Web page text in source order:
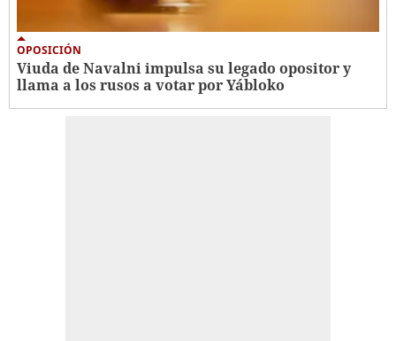
OPOSICIÓN
Viuda de Navalni impulsa su legado opositor y
llama a los rusos a votar por Yábloko